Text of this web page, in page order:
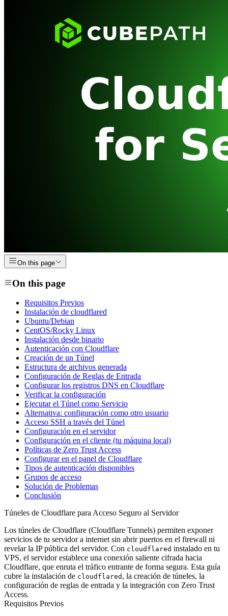
On this page
On this page
Requisitos Previos
Instalación de cloudflared
Ubuntu/Debian
CentOS/Rocky Linux
Instalación desde binario
Autenticación con Cloudflare
Creación de un Túnel
Estructura de archivos generada
Configuración de Reglas de Entrada
Configurar los registros DNS en Cloudflare
Verificar la configuración
Ejecutar el Túnel como Servicio
Alternativa: configuración como otro usuario
Acceso SSH a través del Túnel
Configuración en el servidor
Configuración en el cliente (tu máquina local)
Políticas de Zero Trust Access
Configurar en el panel de Cloudflare
Tipos de autenticación disponibles
Grupos de acceso
Solución de Problemas
Conclusión
Túneles de Cloudflare para Acceso Seguro al Servidor
Los túneles de Cloudflare (Cloudflare Tunnels) permiten exponer
servicios de tu servidor a internet sin abrir puertos en el firewall ni
revelar la IP pública del servidor. Con cloudflared instalado en tu
VPS, el servidor establece una conexión saliente cifrada hacia
Cloudflare, que enruta el tráfico entrante de forma segura. Esta guía
cubre la instalación de cloudflared , la creación de túneles, la
configuración de reglas de entrada y la integración con Zero Trust
Access.
Requisitos Previos